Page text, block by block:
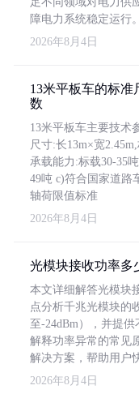
障电力系统稳定运行。
2026年8月4日
13米平板车的标准
数
13米平板车主要技术
尺寸:长13m×宽
承载能力:标载30-35
49吨 c)符合国家道路
轴荷限值标准
2026年8月4日
光模块接收功率多
本文详细解答光模块
点分析千兆光模块的
至-24dBm），并提
解释功率异常的常见
解决方案，帮助用户
2026年8月4日